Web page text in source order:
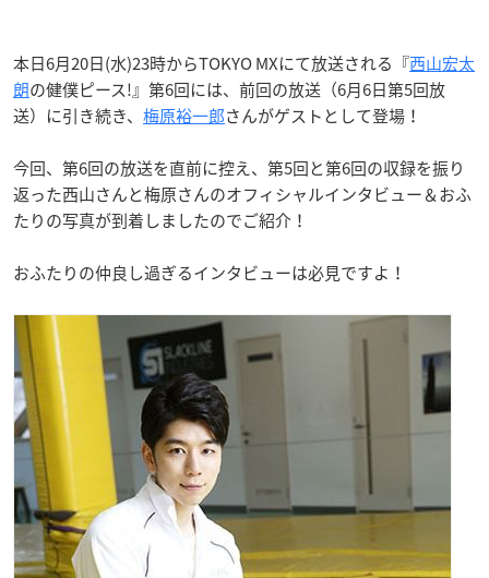
本日6月20日(水)23時からTOKYO MXにて放送される『西山宏太
朗の健僕ピース!』第6回には、前回の放送（6月6日第5回放
送）に引き続き、 梅原裕一郎さんがゲストとして登場！
今回、第6回の放送を直前に控え、第5回と第6回の収録を振り
返った西山さんと梅原さんのオフィシャルインタビュー＆おふ
たりの写真が到着しましたのでご紹介！
おふたりの仲良し過ぎるインタビューは必見ですよ！